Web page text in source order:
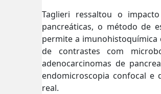
Taglieri ressaltou o
pancreáticas, o método de
permite a imunohistoquímica
de contrastes com
adenocarcinomas de
endomicroscopia confocal e
real.